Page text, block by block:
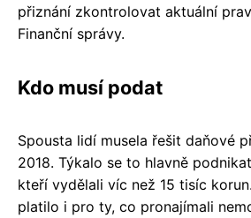
přiznání zkontrolovat aktuální
Finanční správy.
Kdo musí podat
Spousta lidí musela řešit daňové
2018. Týkalo se to hlavně
kteří vydělali víc než 15 tisíc
platilo i pro ty, co pronajímali